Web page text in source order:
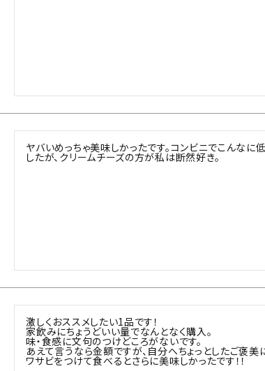
ヤバいめっちゃ美味しかったです。コンビニでこんなに
したが、クリームチーズの方が私は断然好き。
激しくおススメしたい1品です！
家飲みにちょうどいい量でなんとなく購入。
味・食感に文句のつけどころがないです。
あえて言うなら金額ですが、自分へちょっとしたご褒美
ワサビをつけて食べるとさらに美味しかったです！！